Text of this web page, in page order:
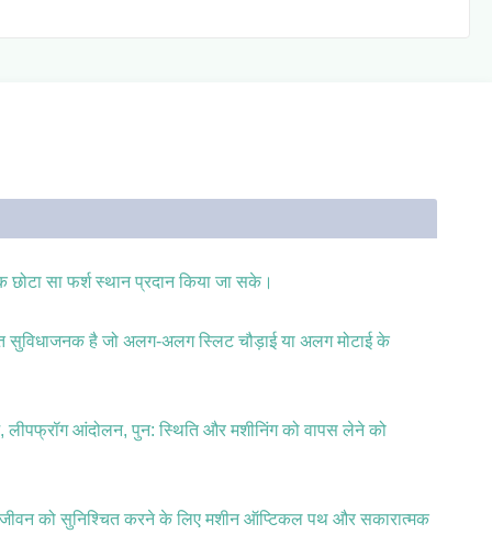
सा फर्श स्थान प्रदान किया जा सके।
सुविधाजनक है जो अलग-अलग स्लिट चौड़ाई या अलग मोटाई के
आंदोलन, पुन: स्थिति और मशीनिंग को वापस लेने को
को सुनिश्चित करने के लिए मशीन ऑप्टिकल पथ और सकारात्मक